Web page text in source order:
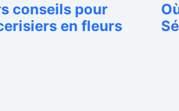
conseils pour
en fleurs